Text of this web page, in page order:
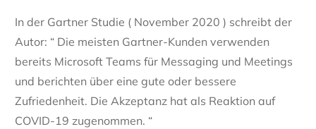
In der Gartner Studie ( November 2020 ) schreibt der
Autor: “ Die meisten Gartner-Kunden verwenden
bereits Microsoft Teams für Messaging und Meetings
und berichten über eine gute oder bessere
Zufriedenheit. Die Akzeptanz hat als Reaktion auf
COVID-19 zugenommen. “